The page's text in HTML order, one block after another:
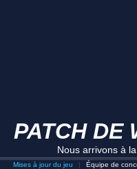
PATCH DE
Nous arrivons à
Mises à jour du jeu Équipe de